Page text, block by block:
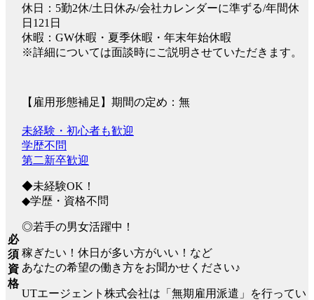
休日：5勤2休/土日休み/会社カレンダーに準ずる/年間休
日121日
休暇：GW休暇・夏季休暇・年末年始休暇
※詳細については面談時にご説明させていただきます。
【雇用形態補足】期間の定め：無
必
須
資
格
未経験・初心者も歓迎
学歴不問
第二新卒歓迎
◆未経験OK！
◆学歴・資格不問
◎若手の男女活躍中！
稼ぎたい！休日が多い方がいい！など
あなたの希望の働き方をお聞かせください♪
UTエージェント株式会社は「無期雇用派遣」を行ってい